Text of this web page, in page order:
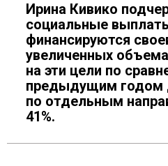
Ирина Кивико
социальные
финансируются
увеличенных
на эти цели по
предыдущим годом
по отдельным
41%.